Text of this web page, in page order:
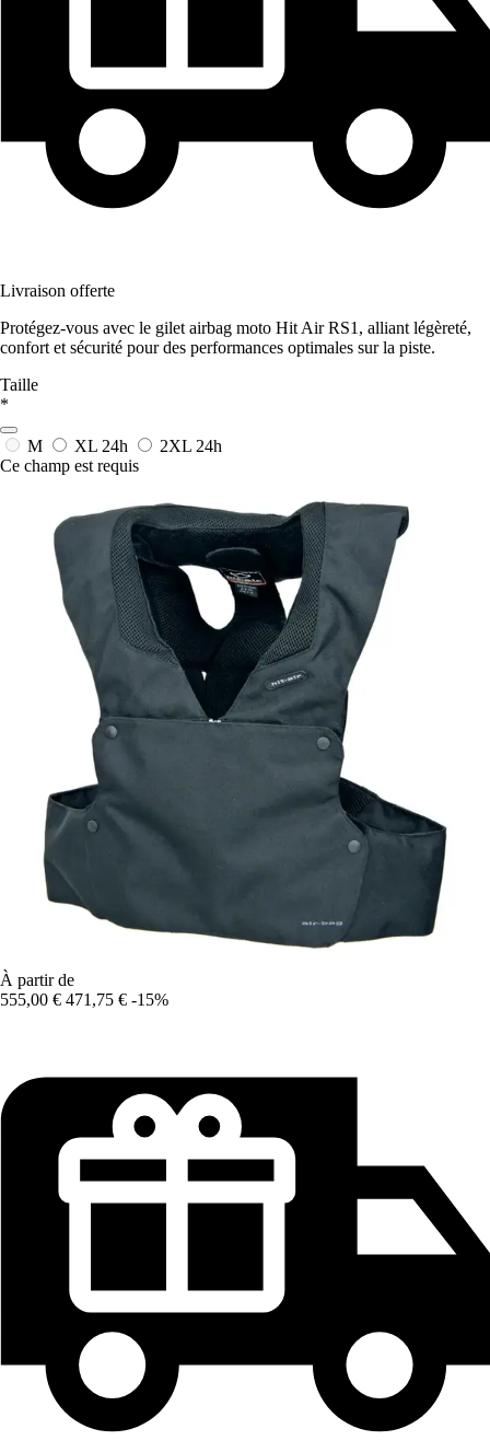
Livraison offerte
Protégez-vous avec le gilet airbag moto Hit Air RS1, alliant légèreté,
confort et sécurité pour des performances optimales sur la piste.
Taille
*
M XL 24h 2XL 24h
Ce champ est requis
À partir de
555,00 € 471,75 € -15%